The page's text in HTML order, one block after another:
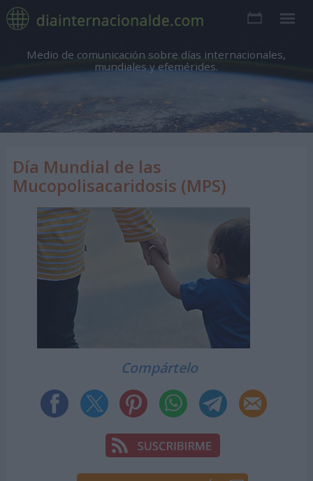
Medio de comunicación sobre días internacionales,
mundiales y efemérides.
Día Mundial de las
Mucopolisacaridosis (MPS)
Compártelo